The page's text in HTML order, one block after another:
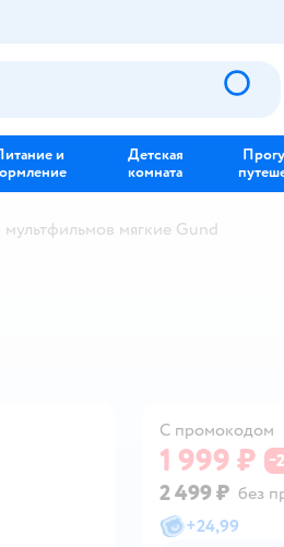
и
Детская
комната
мягкие Gund
С промокодом
1 999 ₽ −
2 499 ₽ без
+24,99